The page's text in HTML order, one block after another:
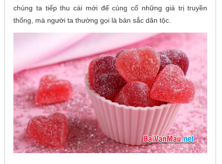
chúng ta tiếp thu cái mới để củng cố những giá trị truyền
thống, mà người ta thường gọi là bản sắc dân tộc.